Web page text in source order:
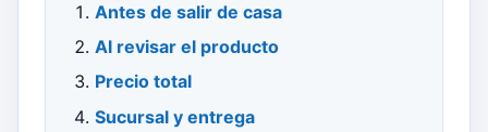
Antes de salir de casa
Al revisar el producto
Precio total
Sucursal y entrega